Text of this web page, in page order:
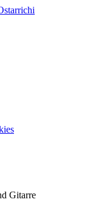
Gitarre